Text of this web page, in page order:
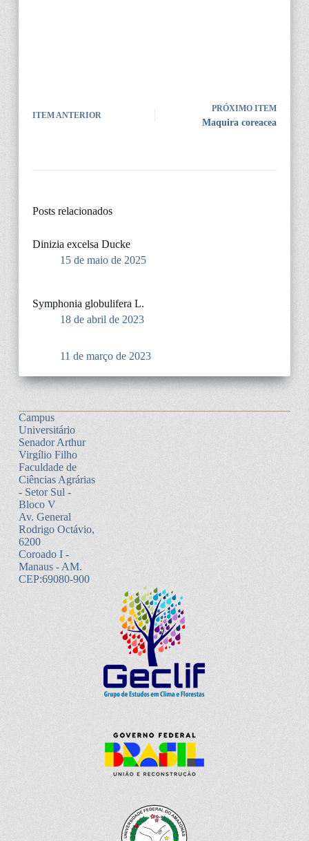
ITEM ANTERIOR
PRÓXIMO ITEM
Maquira coreacea
Posts relacionados
Dinizia excelsa Ducke
15 de maio de 2025
Symphonia globulifera L.
18 de abril de 2023
11 de março de 2023
Campus
Universitário
Senador Arthur
Virgílio Filho
Faculdade de
Ciências Agrárias
- Setor Sul -
Bloco V
Av. General
Rodrigo Octávio,
6200
Coroado I -
Manaus - AM.
CEP:69080-900